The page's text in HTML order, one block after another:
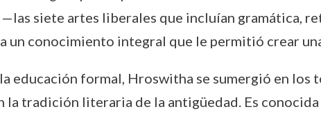
siete artes liberales que incluían gramática,
un conocimiento integral que le permitió crear
educación formal, Hroswitha se sumergió en
la tradición literaria de la antigüedad. Es